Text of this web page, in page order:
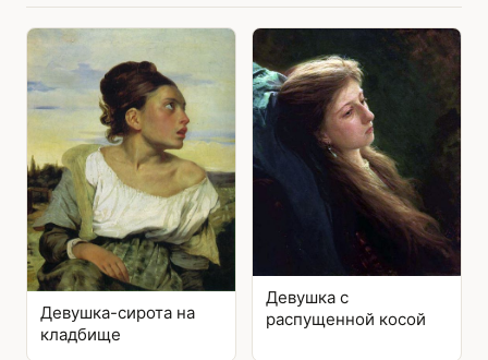
Девушка-сирота на
кладбище
Девушка с
распущенной косой